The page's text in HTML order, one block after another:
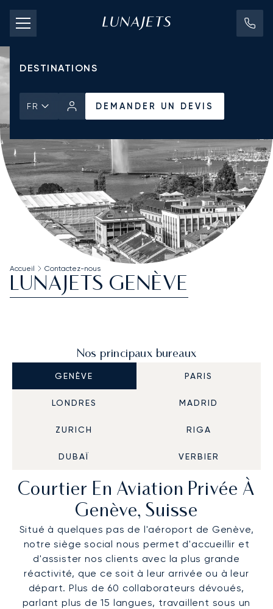
TARIFS D'AFFRÈTEMENT
JETS PRIVÉS
DESTINATIONS
FR DEMANDER UN DEVIS
Accueil Contactez-nous
LUNAJETS GENÈVE
Nos principaux bureaux
GENÈVE PARIS
LONDRES MADRID
ZURICH RIGA
DUBAÏ VERBIER
Courtier En Aviation Privée À
Genève, Suisse
Situé à quelques pas de l'aéroport de Genève,
notre siège social nous permet d'accueillir et
d'assister nos clients avec la plus grande
réactivité, que ce soit à leur arrivée ou à leur
départ. Plus de 60 collaborateurs dévoués,
parlant plus de 15 langues, travaillent sous un